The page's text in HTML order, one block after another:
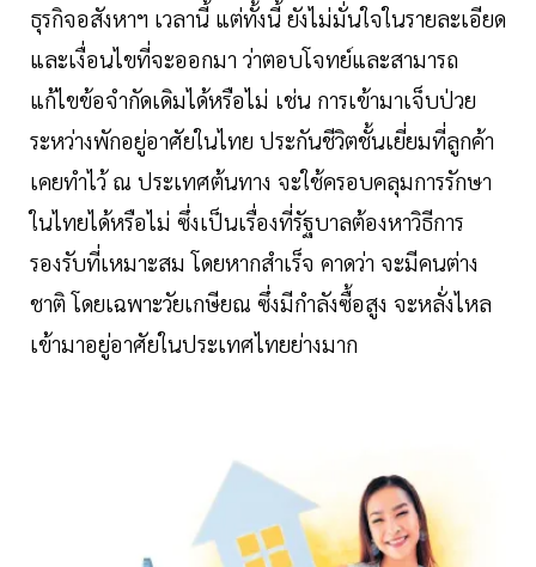
ธุรกิจอสังหาฯ เวลานี้ แต่ทั้งนี้ ยังไม่มั่นใจในรายละเอียด
และเงื่อนไขที่จะออกมา ว่าตอบโจทย์และสามารถ
แก้ไขข้อจำกัดเดิมได้หรือไม่ เช่น การเข้ามาเจ็บป่วย
ระหว่างพักอยู่อาศัยในไทย ประกันชีวิตชั้นเยี่ยมที่ลูกค้า
เคยทำไว้ ณ ประเทศต้นทาง จะใช้ครอบคลุมการรักษา
ในไทยได้หรือไม่ ซึ่งเป็นเรื่องที่รัฐบาลต้องหาวิธีการ
รองรับที่เหมาะสม โดยหากสำเร็จ คาดว่า จะมีคนต่าง
ชาติ โดยเฉพาะวัยเกษียณ ซึ่งมีกำลังซื้อสูง จะหลั่งไหล
เข้ามาอยู่อาศัยในประเทศไทยย่างมาก